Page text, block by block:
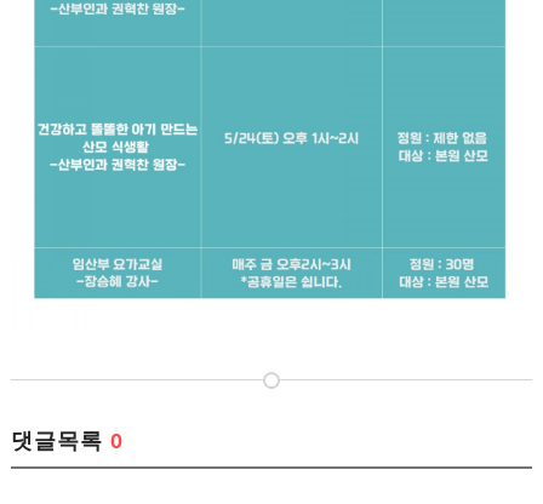
댓글목록0